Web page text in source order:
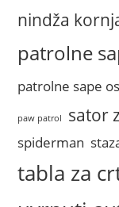
nindža
patrolne
patrolne sape
paw patrol sator
spiderman
tabla za